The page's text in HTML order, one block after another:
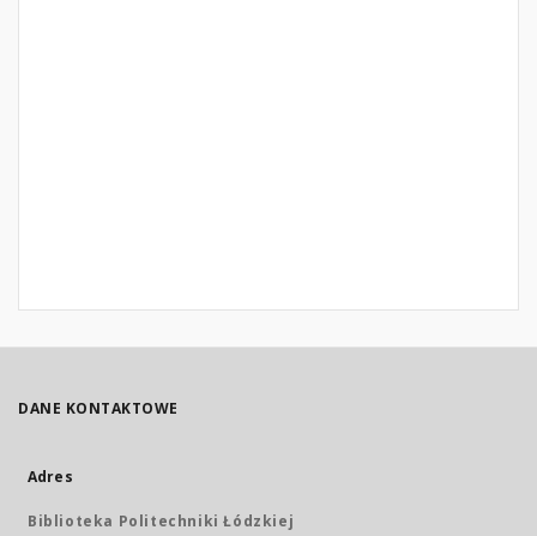
DANE KONTAKTOWE
Adres
Biblioteka Politechniki Łódzkiej